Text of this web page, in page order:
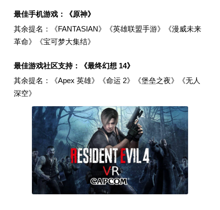
最佳手机游戏：《原神》
其余提名：《FANTASIAN》《英雄联盟手游》《漫威未来
革命》《宝可梦大集结》
最佳游戏社区支持：《最终幻想 14》
其余提名：《Apex 英雄》《命运 2》《堡垒之夜》《无人
深空》